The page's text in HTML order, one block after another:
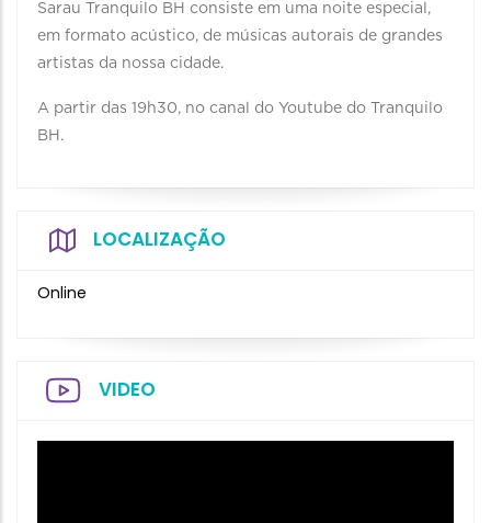
Sarau Tranquilo BH consiste em uma noite especial,
em formato acústico, de músicas autorais de grandes
artistas da nossa cidade.
A partir das 19h30, no canal do Youtube do Tranquilo
BH.
LOCALIZAÇÃO
Online
VIDEO